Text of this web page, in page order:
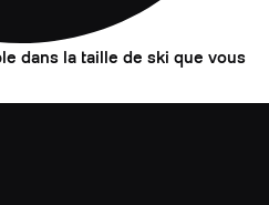
dans la taille de ski que vous